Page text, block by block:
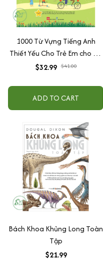
1000 Từ Vựng Tiếng Anh
Thiết Yếu Cho Trẻ Em cho bé
từ 3 tuổi
$32.99 $41.00
ADD TO CART
Bách Khoa Khủng Long Toàn
Tập
$21.99